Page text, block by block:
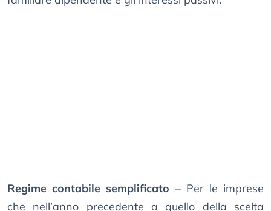
Regime contabile semplificato – Per le imprese
che nell’anno precedente a quello della scelta